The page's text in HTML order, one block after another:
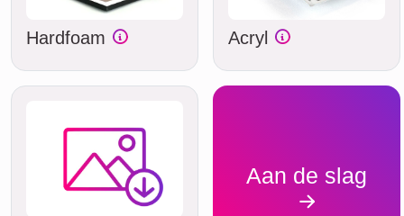
Hardfoam Acryl
Aan de slag